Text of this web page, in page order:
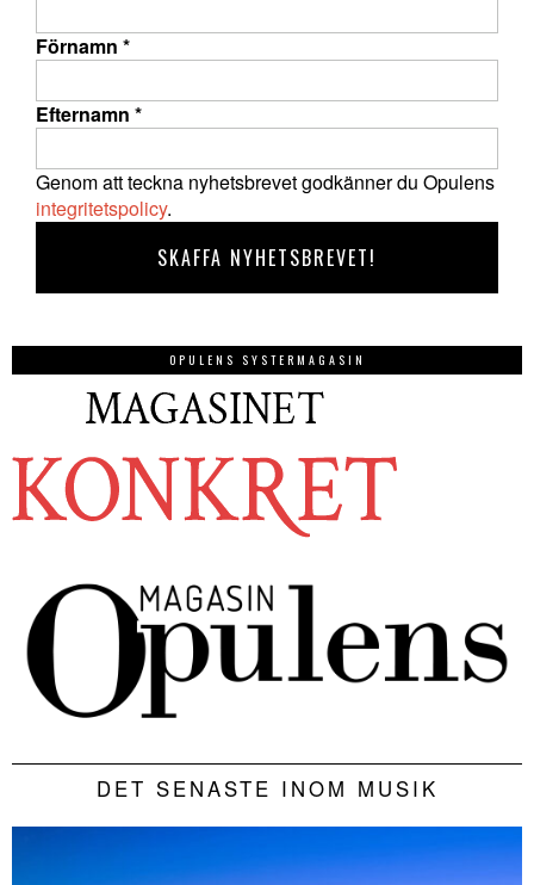
Förnamn *
Efternamn *
Genom att teckna nyhetsbrevet godkänner du Opulens
integritetspolicy.
OPULENS SYSTERMAGASIN
DET SENASTE INOM MUSIK